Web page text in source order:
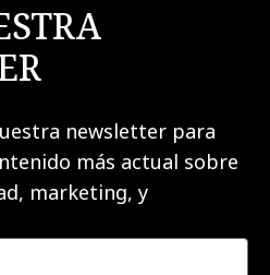
newsletter para
más actual sobre
marketing, y